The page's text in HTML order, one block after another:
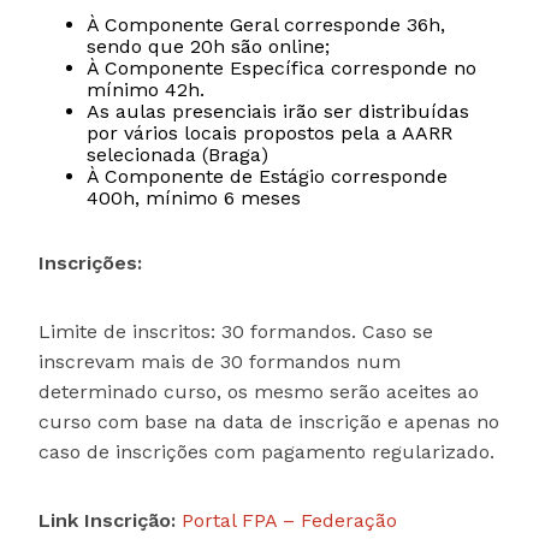
À Componente Geral corresponde 36h,
sendo que 20h são online;
À Componente Específica corresponde no
mínimo 42h.
As aulas presenciais irão ser distribuídas
por vários locais propostos pela a AARR
selecionada (Braga)
À Componente de Estágio corresponde
400h, mínimo 6 meses
Inscrições:
Limite de inscritos: 30 formandos. Caso se
inscrevam mais de 30 formandos num
determinado curso, os mesmo serão aceites ao
curso com base na data de inscrição e apenas no
caso de inscrições com pagamento regularizado.
Link Inscrição: Portal FPA – Federação